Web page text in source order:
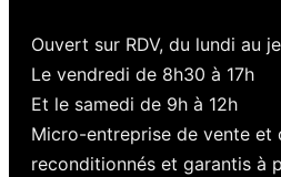
Ouvert sur RDV, du lundi au
Le vendredi de 8h30 à 17h
Et le samedi de 9h à 12h
Micro-entreprise de vente et
reconditionnés et garantis à